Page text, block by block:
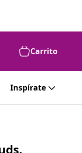
Carrito
Inspírate